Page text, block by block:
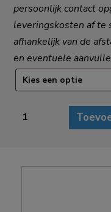
persoonlijk contact
leveringskosten af te
afhankelijk van de
en eventuele
SM5